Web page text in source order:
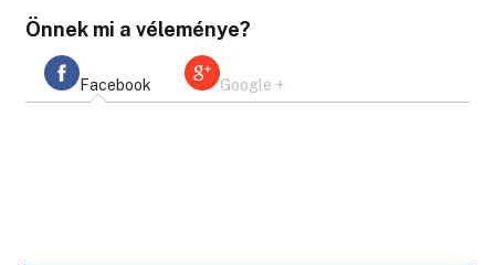
Önnek mi a véleménye?
Facebook Google +